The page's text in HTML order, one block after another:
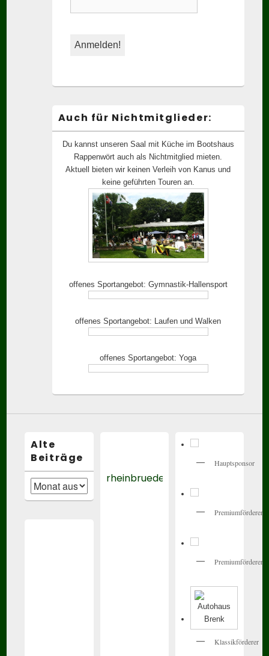
Auch für Nichtmitglieder:
Du kannst unseren Saal mit Küche im Bootshaus
Rappenwört auch als Nichtmitglied mieten.
Aktuell bieten wir keinen Verleih von Kanus und
keine geführten Touren an.
offenes Sportangebot: Gymnastik-Hallensport
offenes Sportangebot: Laufen und Walken
offenes Sportangebot: Yoga
Alte
Beiträge
Alte
Beiträge
rheinbrueder_karlsruhe
Hauptsponsor
Premiumförderer
Premiumförderer
Klassikförderer